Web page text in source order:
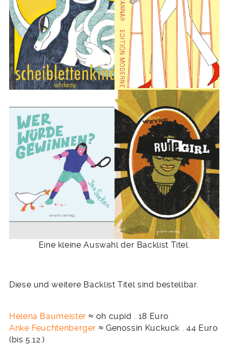
Eine kleine Auswahl der Backlist Titel.
Diese und weitere Backlist Titel sind bestellbar.
Helena Baumeister≈ oh cupid . 18 Euro
Anke Feuchtenberger ≈ Genossin Kuckuck . 44 Euro
(bis 5.12.)